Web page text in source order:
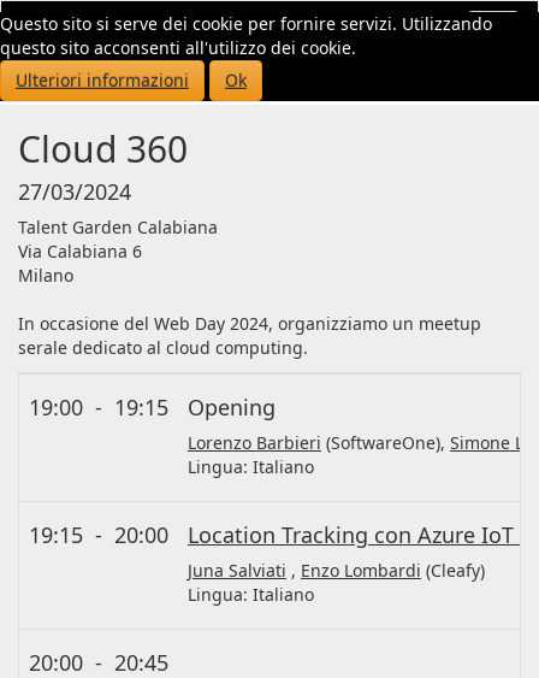
Questo sito si serve dei cookie per fornire servizi. Utilizzando
questo sito acconsenti all'utilizzo dei cookie.
Ulteriori informazioni
Ok
Cloud 360
27/03/2024
Talent Garden Calabiana
Via Calabiana 6
Milano
In occasione del Web Day 2024, organizziamo un meetup
serale dedicato al cloud computing.
19:00 - 19:15 Opening
Lorenzo Barbieri (SoftwareOne), Simone
Lingua: Italiano
19:15 - 20:00 Location Tracking con Azure IoT
Juna Salviati , Enzo Lombardi (Cleafy)
Lingua: Italiano
20:00 - 20:45